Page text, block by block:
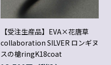
【受注生産品】EVA×花唐草
collaboration SILVER ロンギヌ
スの槍ringK18coat